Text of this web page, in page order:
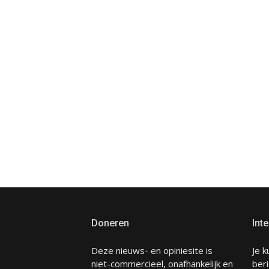
Doneren
Deze nieuws- en opiniesite is
niet-commercieel, onafhankelijk en
Je